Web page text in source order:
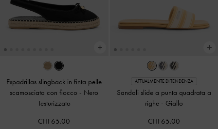
Espadrillas slingback in finta pelle
scamosciata con fiocco - Nero
Testurizzato
CHF65.00
ATTUALMENTE DI TENDENZA
Sandali slide a punta quadrata a
righe - Giallo
CHF65.00